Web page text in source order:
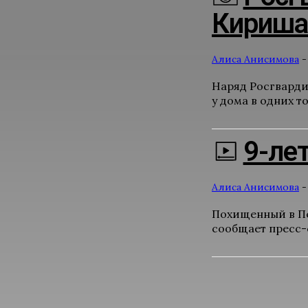
Алиса Анисимова -
Наряд
у дома в одних
9-
Алиса Анисимова -
Похищенный в
сообщает